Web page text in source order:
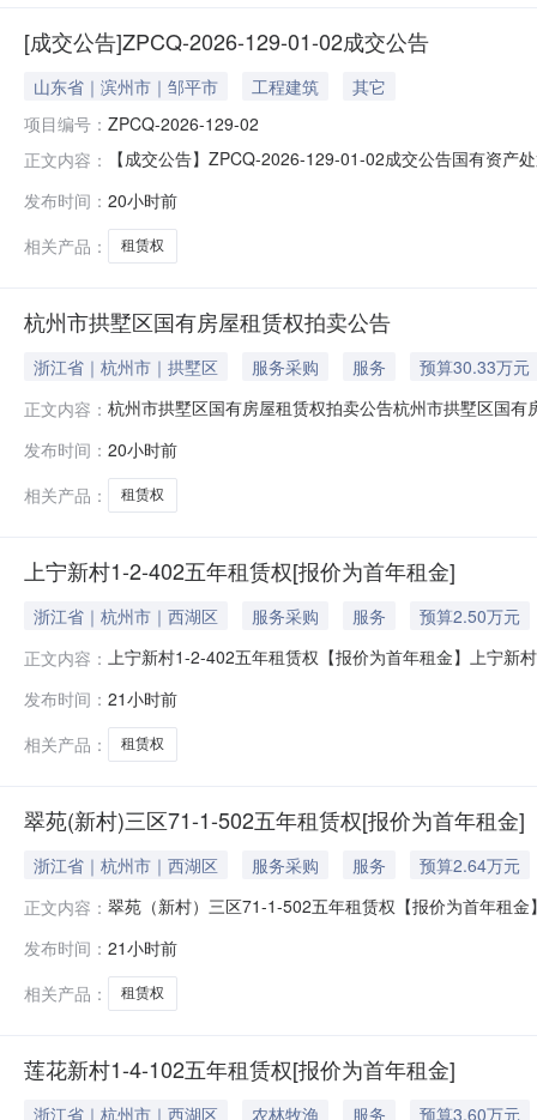
[成交公告]ZPCQ-2026-129-01-02成交公告
山东省｜滨州市｜邹平市 工程建筑
其它
项目编号： ZPCQ-2026-129-02
正文内容：
【成交公告】ZPCQ-2026-129-01-02成交公告国有资
华水0.48邹平市公共资源交易中心2026年08月06日附件：
发布时间： 20小时前
相关产品：
租赁权
杭州市拱墅区国有房屋租赁权拍卖公告
浙江省｜杭州市｜拱墅区 服务采购 服务
预算30.33万元
正文内容： 杭州市拱墅区国有房屋租赁权拍卖公告杭州市拱墅区国
年租赁权，起拍价14.454万元/首年，竞买保证金3万元
发布时间： 20小时前
相关产品：
租赁权
上宁新村1-2-402五年租赁权[报价为首年租金]
浙江省｜杭州市｜西湖区 服务采购 服务
预算2.50万元
正文内容： 上宁新村1-2-402五年租赁权【报价为首年租金】上宁新
1-2-402五年租赁权首年租金起始价（元）：25000标的
发布时间： 21小时前
相关产品：
租赁权
翠苑(新村)三区71-1-502五年租赁权[报价为首年租金]
浙江省｜杭州市｜西湖区 服务采购 服务
预算2.64万元
正文内容： 翠苑（新村）三区71-1-502五年租赁权【报价为首年租
苑（新村）三区71-1-502五年租赁权首年租金起始价（
发布时间： 21小时前
相关产品：
租赁权
莲花新村1-4-102五年租赁权[报价为首年租金]
浙江省｜杭州市｜西湖区 农林牧渔 服务
预算3.60万元